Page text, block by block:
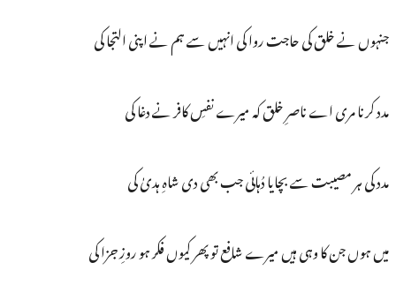
جنہوں نے خلق کی حاجت روا کی انہیں سے ہم نے اپنی التجا کی
مدد کرنا مری اے ناصرِ خلق کہ میرے نفسِ کافر نے دغا کی
مدد کی ہر مصیبت سے بچایا دُہائی جب بھی دی شاہِ ہدیٰ کی
میں ہوں جن کا وہی ہیں میرے شافع تو پھر کیوں فکر ہو روزِ جزا کی